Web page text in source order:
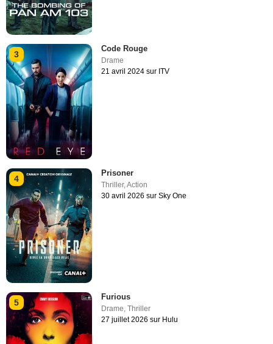
3
Code Rouge
Drame
21 avril 2024 sur ITV
4
Prisoner
Thriller,Action
30 avril 2026 sur Sky One
5
Furious
Drame,Thriller
27 juillet 2026 sur Hulu